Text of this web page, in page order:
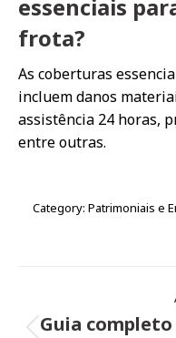
essenciais
frota?
As coberturas
incluem danos
assistência 24 horas,
entre outras.
Category: Patrimoniais e
deGuia